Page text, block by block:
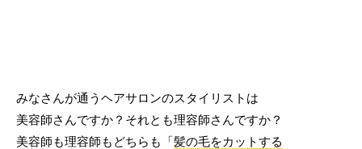
みなさんが通うヘアサロンのスタイリストは
美容師さんですか？それとも理容師さんですか？
美容師も理容師もどちらも「髪の毛をカットする